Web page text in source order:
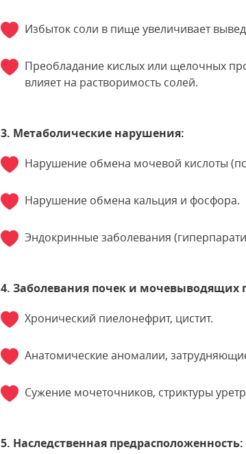
Избыток соли в пище увеличивает
Преобладание кислых или щелочных
влияет на растворимость солей.
3. Метаболические нарушения:
Нарушение обмена мочевой кислоты
Нарушение обмена кальция и фосфора.
Эндокринные заболевания
4. Заболевания почек и мочевыводящих
Хронический пиелонефрит, цистит.
Анатомические аномалии,
Сужение мочеточников, стриктуры
5. Наследственная предрасположенность: